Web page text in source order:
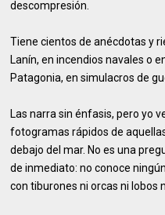
descompresión.
Tiene cientos de anécdotas y
Lanín, en incendios navales o
Patagonia, en simulacros de
Las narra sin énfasis, pero yo
fotogramas rápidos de
debajo del mar. No es una
de inmediato: no conoce
con tiburones ni orcas ni lobos